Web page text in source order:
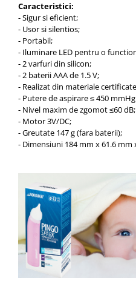
Caracteristici:
- Sigur si eficient;
- Usor si silentios;
- Portabil;
- Iluminare LED pentru o
- 2 varfuri din silicon;
- 2 baterii AAA de 1.5 V;
- Realizat din materiale
- Putere de aspirare≤ 450
- Nivel maxim de zgomot≤60 dB;
- Motor3V/DC;
- Greutate 147 g (fara baterii);
- Dimensiuni 184 mm x 61.6 mm